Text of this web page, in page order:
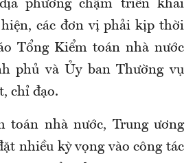
phương chậm triển khai
các đơn vị phải kịp thời
Tổng Kiểm toán nhà nước
phủ và Ủy ban Thường vụ
chỉ đạo.
toán nhà nước, Trung ương
nhiều kỳ vọng vào công tác